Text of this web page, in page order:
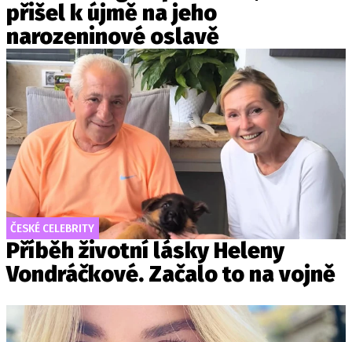
přišel k újmě na jeho
narozeninové oslavě
ČESKÉ CELEBRITY
Příběh životní lásky Heleny
Vondráčkové. Začalo to na vojně